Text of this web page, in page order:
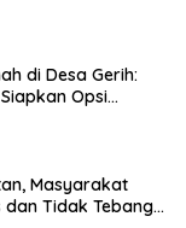
di Desa Gerih:
Opsi
Masyarakat
dan Tidak Tebang